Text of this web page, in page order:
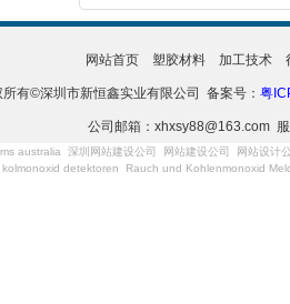
网站首页 塑胶材料 加工技术
所有©深圳市新恒鑫实业有限公司 备案号： 粤
公司邮箱：xhxsy88@163.com
australia 深圳网站建设公司 网站建设公司
网站设计
kolmonoxid detektoren Rauch und Kohlenmonoxid